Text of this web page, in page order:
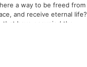
a way to be freed from
and receive eternal life?
have occupied the